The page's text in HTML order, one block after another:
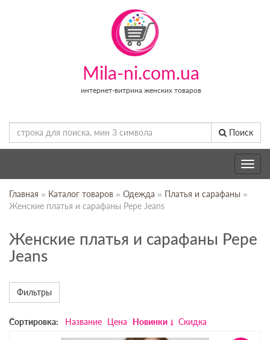
Mila-ni.com.ua
интернет-витрина женских товаров
Поиск
Toggle
Главная » Каталог товаров » Одежда » Платья и сарафаны »
Женские платья и сарафаны Pepe Jeans
Женские платья и сарафаны Pepe
Jeans
Фильтры
Сортировка: Название Цена Новинки Скидка